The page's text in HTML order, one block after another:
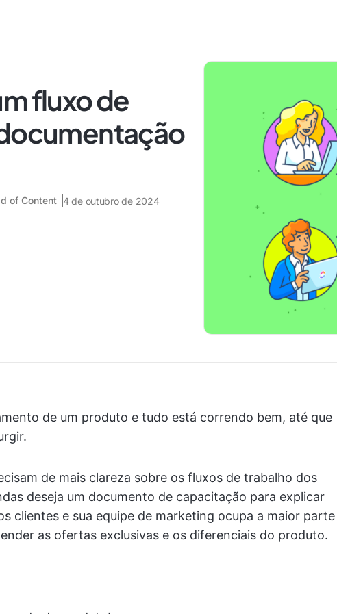
fluxo de
of Content 4 de outubro de 2024
de um produto e tudo está correndo bem, até que
de mais clareza sobre os fluxos de trabalho dos
deseja um documento de capacitação para explicar
clientes e sua equipe de marketing ocupa a maior parte
as ofertas exclusivas e os diferenciais do produto.